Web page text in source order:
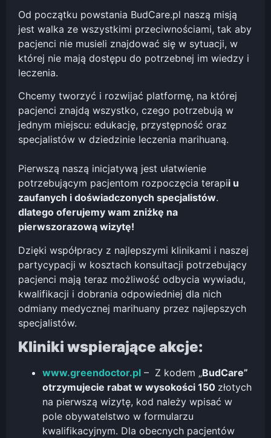
Od początku powstania BudCare.pl naszą misją
jest walka ze wszystkimi przeciwnościami, tak aby
pacjenci nie musieli znajdować się w sytuacji, w
której nie mają dostępu do potrzebnej im wiedzy i
leczenia.
Chcemy tworzyć i rozwijać platformę, na której
pacjenci znajdą wszystko, czego potrzebują w
jednym miejscu: edukację, przystępność oraz
specjalistów w dziedzinie leczenia marihuaną.
Pierwszą naszą inicjatywą jest ułatwienie
potrzebującym pacjentom rozpoczęcia terapii u
zaufanych i doświadczonych specjalistów.
dlatego oferujemy wam zniżkę na
pierwszorazową wizytę!
Dzięki współpracy z najlepszymi klinikami i naszej
partycypacji w kosztach konsultacji potrzebujący
pacjenci mają teraz możliwość odbycia wywiadu,
kwalifikacji i dobrania odpowiedniej dla nich
odmiany medycznej marihuany przez najlepszych
specjalistów.
Kliniki wspierające akcje:
www.greendoctor.pl – Z kodem „BudCare”
otrzymujecie rabat w wysokości 150 złotych
na pierwszą wizytę, kod należy wpisać w
pole obywatelstwo w formularzu
kwalifikacyjnym. Dla obecnych pacjentów